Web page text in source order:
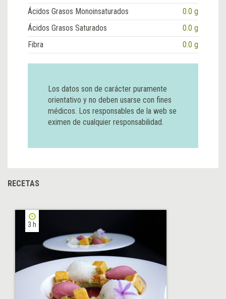
Ácidos Grasos Monoinsaturados
0.0 g
Ácidos Grasos Saturados
0.0 g
Fibra
0.0 g
Los datos son de carácter puramente
orientativo y no deben usarse con fines
médicos. Los responsables de la web se
eximen de cualquier responsabilidad.
RECETAS
3 h